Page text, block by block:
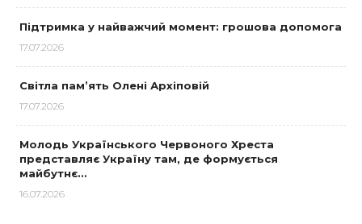
Підтримка у найважчий момент: грошова допомога
17.07.2026
Світла пам’ять Олені Архіповій
17.07.2026
Молодь Українського Червоного Хреста
представляє Україну там, де формується
майбутнє…
16.07.2026